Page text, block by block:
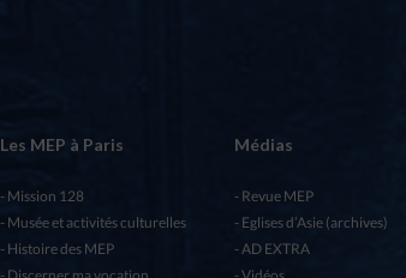
Les MEP à Paris
Mission 128
Musée et activités culturelles
Histoire des MEP
Médias
Revue MEP
Eglises d’Asie (archives)
AD EXTRA